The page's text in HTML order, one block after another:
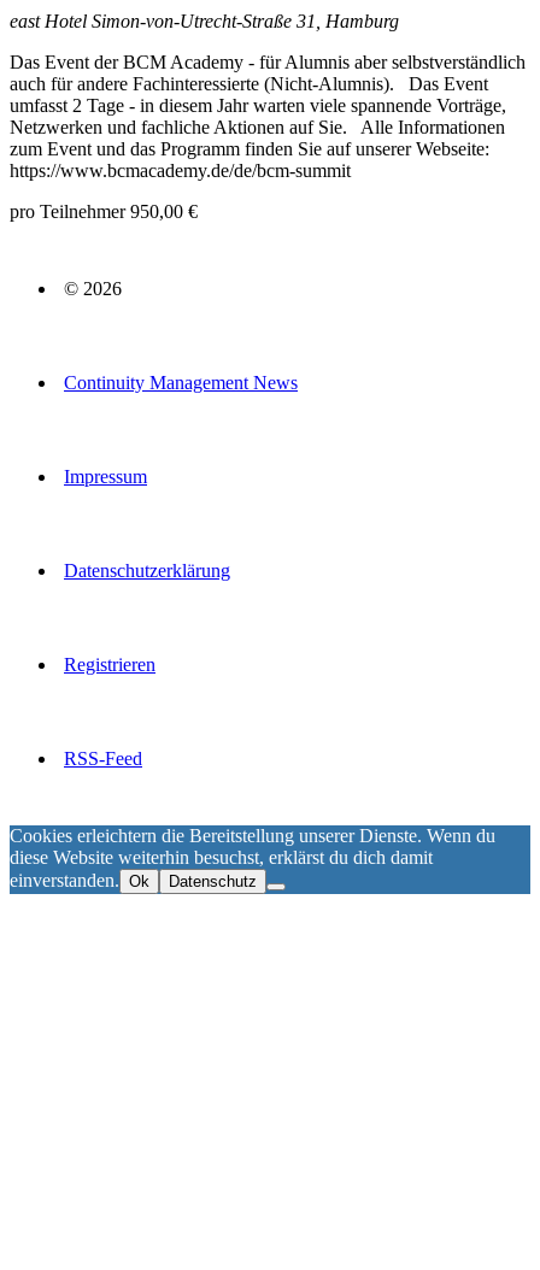
east Hotel Simon-von-Utrecht-Straße 31, Hamburg
Das Event der BCM Academy - für Alumnis aber selbstverständlich
auch für andere Fachinteressierte (Nicht-Alumnis). Das Event
umfasst 2 Tage - in diesem Jahr warten viele spannende Vorträge,
Netzwerken und fachliche Aktionen auf Sie. Alle Informationen
zum Event und das Programm finden Sie auf unserer Webseite:
https://www.bcmacademy.de/de/bcm-summit
pro Teilnehmer 950,00 €
© 2026
Continuity Management News
Impressum
Datenschutzerklärung
Registrieren
RSS-Feed
Cookies erleichtern die Bereitstellung unserer Dienste. Wenn du
diese Website weiterhin besuchst, erklärst du dich damit
einverstanden. Ok Datenschutz